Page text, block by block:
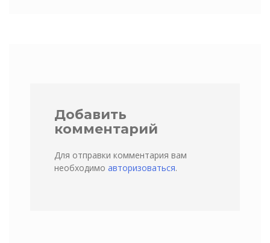
Добавить
комментарий
Для отправки комментария вам
необходимо авторизоваться.